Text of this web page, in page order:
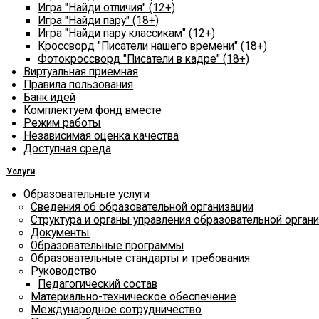
Игра "Найди отличия" (12+)
Игра "Найди пару" (18+)
Игра "Найди пару классикам" (12+)
Кроссворд "Писатели нашего времени" (18+)
Фотокроссворд "Писатели в кадре" (18+)
Виртуальная приемная
Правила пользования
Банк идей
Комплектуем фонд вместе
Режим работы
Независимая оценка качества
Доступная среда
Услуги
Образовательные услуги
Сведения об образовательной организации
Структура и органы управления образовательной
Документы
Образовательные программы
Образовательные стандарты и требования
Руководство
Педагогический состав
Материально-техническое обеспечение
Международное сотрудничество